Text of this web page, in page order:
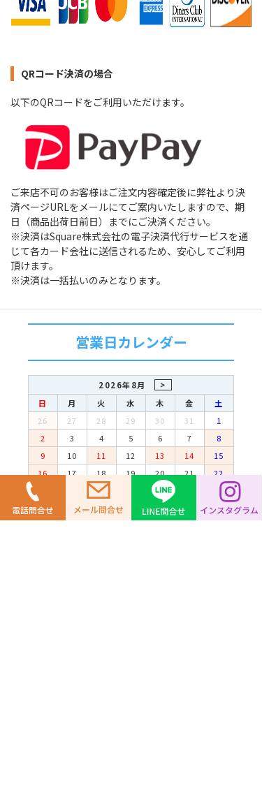
QRコード決済の場合
以下のQRコードをご利用いただけます。
ご来店不可のお客様はご注文内容確定後に弊社より決
済ページURLをメールにてご案内いたしますので、期
日（商品出荷日前日）までにご決済ください。
※決済はSquare株式会社の電子決済代行サービスを通
じて各カード会社に送信されるため、安心してご利用
頂けます。
※決済は一括払いのみとなります。
営業日カレンダー